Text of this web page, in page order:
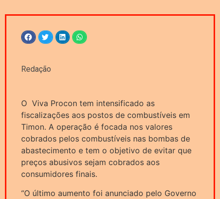
Redação
O Viva Procon tem intensificado as
fiscalizações aos postos de combustíveis em
Timon. A operação é focada nos valores
cobrados pelos combustíveis nas bombas de
abastecimento e tem o objetivo de evitar que
preços abusivos sejam cobrados aos
consumidores finais.
“O último aumento foi anunciado pelo Governo